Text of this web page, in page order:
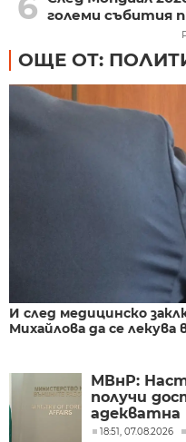
големи събития
ОЩЕ ОТ:
И след медицинско
Михайлова да се лекува
МВнР:
получи
адекватна
18:51, 07.08.2026